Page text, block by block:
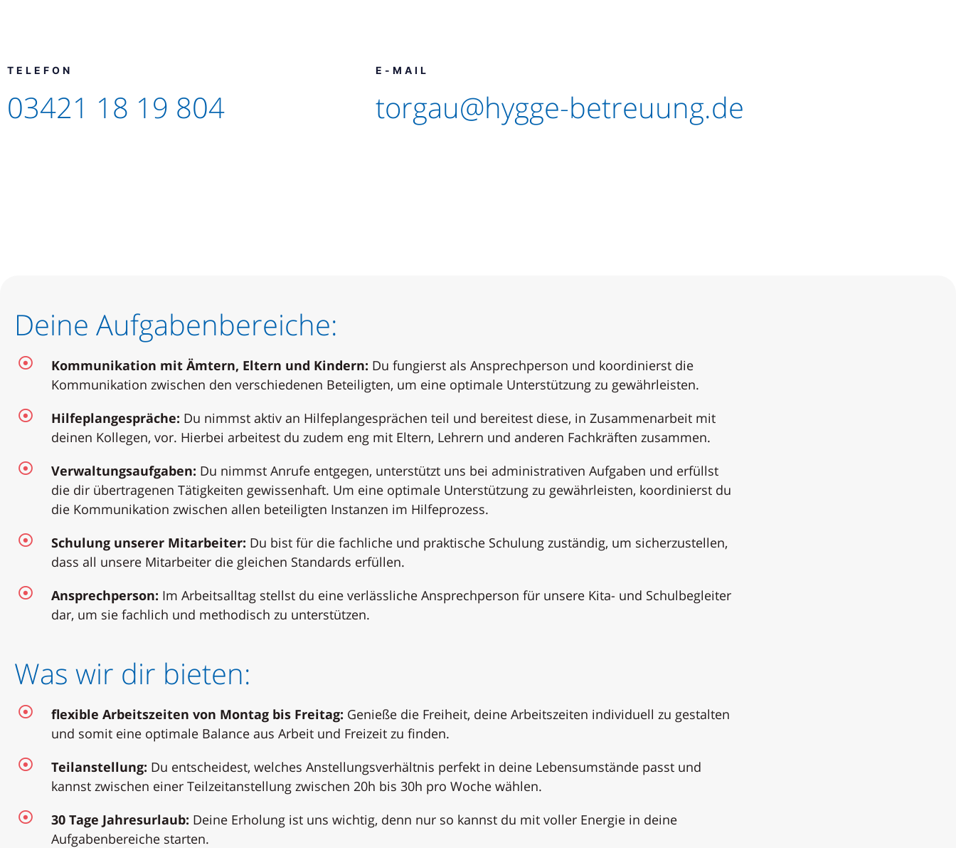
TELEFON
03421 18 19 804
E-MAIL
torgau@hygge-betreuung.de
Deine Aufgabenbereiche:
Kommunikation mit Ämtern, Eltern und Kindern: Du fungierst als Ansprechperson und koordinierst die
Kommunikation zwischen den verschiedenen Beteiligten, um eine optimale Unterstützung zu gewährleisten.
Hilfeplangespräche: Du nimmst aktiv an Hilfeplangesprächen teil und bereitest diese, in Zusammenarbeit mit
deinen Kollegen, vor. Hierbei arbeitest du zudem eng mit Eltern, Lehrern und anderen Fachkräften zusammen.
Verwaltungsaufgaben: Du nimmst Anrufe entgegen, unterstützt uns bei administrativen Aufgaben und erfüllst
die dir übertragenen Tätigkeiten gewissenhaft. Um eine optimale Unterstützung zu gewährleisten, koordinierst du
die Kommunikation zwischen allen beteiligten Instanzen im Hilfeprozess.
Schulung unserer Mitarbeiter: Du bist für die fachliche und praktische Schulung zuständig, um sicherzustellen,
dass all unsere Mitarbeiter die gleichen Standards erfüllen.
Ansprechperson: Im Arbeitsalltag stellst du eine verlässliche Ansprechperson für unsere Kita- und Schulbegleiter
dar, um sie fachlich und methodisch zu unterstützen.
Was wir dir bieten:
flexible Arbeitszeiten von Montag bis Freitag: Genieße die Freiheit, deine Arbeitszeiten individuell zu gestalten
und somit eine optimale Balance aus Arbeit und Freizeit zu finden.
Teilanstellung: Du entscheidest, welches Anstellungsverhältnis perfekt in deine Lebensumstände passt und
kannst zwischen einer Teilzeitanstellung zwischen 20h bis 30h pro Woche wählen.
30 Tage Jahresurlaub: Deine Erholung ist uns wichtig, denn nur so kannst du mit voller Energie in deine
Aufgabenbereiche starten.